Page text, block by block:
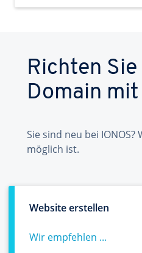
Richten
Domain mit
Sie sind neu bei IONOS?
möglich ist.
Website erstellen
Wir empfehlen ...